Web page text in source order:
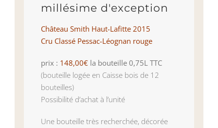
millésime d'exception
Château Smith Haut-Lafitte 2015
Cru Classé Pessac-Léognan rouge
prix : 148,00€ la bouteille 0,75L TTC
(bouteille logée en Caisse bois de 12
bouteilles)
Possibilité d’achat à l’unité
Une bouteille très recherchée, décorée